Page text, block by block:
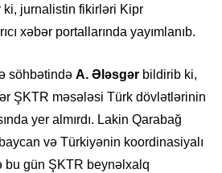
ki, jurnalistin fikirləri Kipr
xəbər portallarında yayımlanıb.
söhbətində A. Ələsgər bildirib ki,
ŞKTR məsələsi Türk dövlətlərinin
yer almırdı. Lakin Qarabağ
və Türkiyənin koordinasiyalı
bu gün ŞKTR beynəlxalq